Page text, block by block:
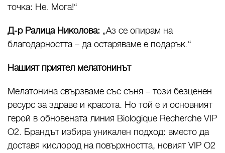
точка: Не. Мога!“
Д-р Ралица Николова: „Аз се опирам на
благодарността – да остаряваме е подарък.“
Нашият приятел мелатонинът
Мелатонина свързваме със съня – този безценен
ресурс за здраве и красота. Но той е и основният
герой в обновената линия Biologique Recherche VIP
О2. Брандът избира уникален подход: вместо да
доставя кислород на повърхността, новият VIP O2